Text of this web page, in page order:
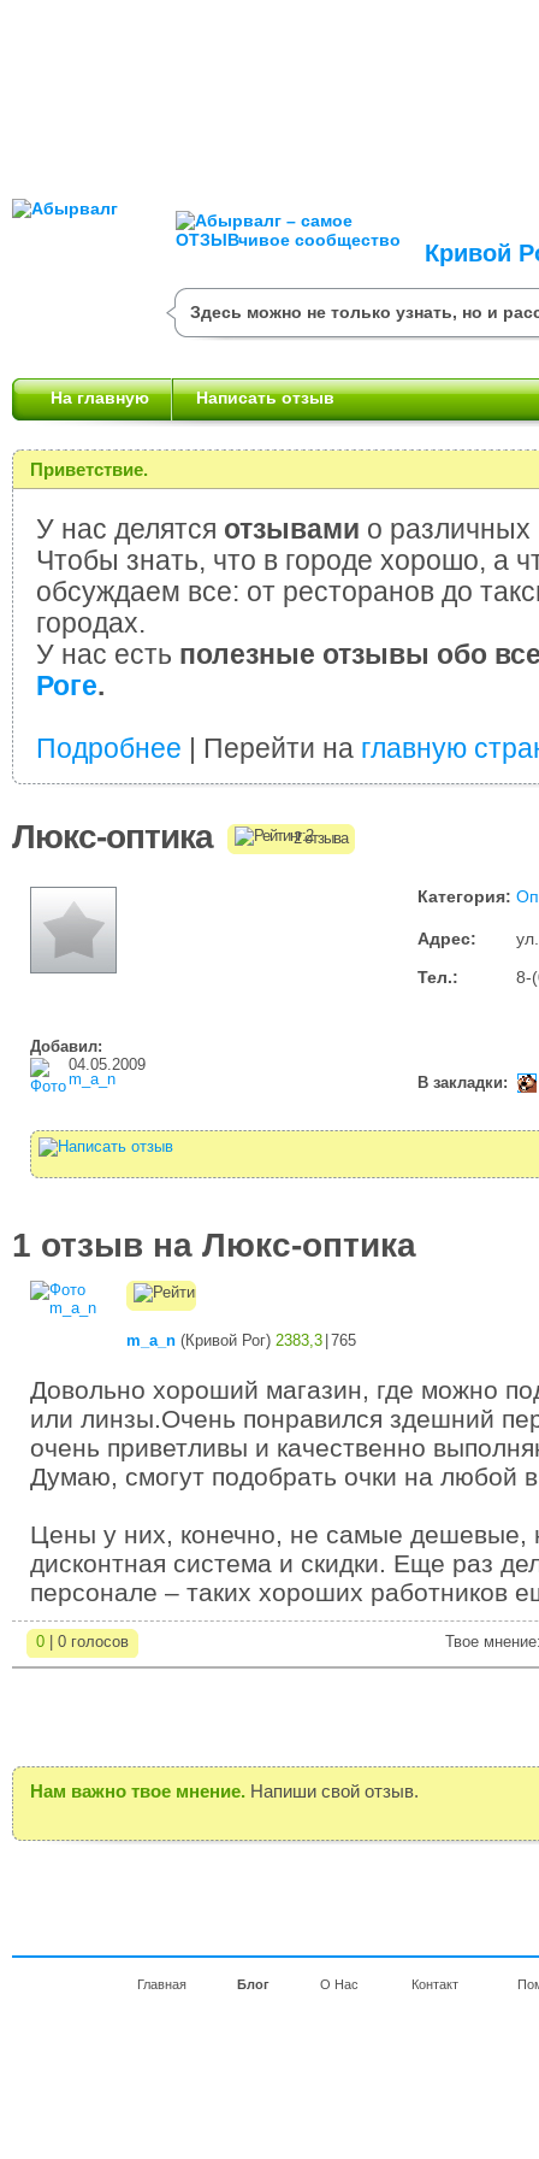
Кривой
Здесь можно не только узнать, но и
На главную Написать отзыв
Приветствие.
У нас делятся отзывами о различных
Чтобы знать, что в городе хорошо, а
обсуждаем все: от ресторанов до
городах.
У нас есть полезные отзывы обо
Роге.
Подробнее | Перейти на главную
Люкс-оптика 2 отзыва
Категория:
Адрес:
Тел.:
8-
Добавил:
04.05.2009
m_a_n
В закладки:
1 отзыв на Люкс-оптика
m_a_n (Кривой Рог) 2383,3 765
Довольно хороший магазин, где можно
или линзы.Очень понравился здешний
очень приветливы и качественно
Думаю, смогут подобрать очки на любой
Цены у них, конечно, не самые дешевые,
дисконтная система и скидки. Еще раз
персонале – таких хороших работников
0 | 0 голосов Твое
Нам важно твое мнение. Напиши свой отзыв.
Главная Блог О Нас Контакт